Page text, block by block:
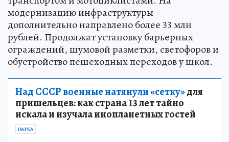
модернизацию инфраструктуры
дополнительно направлено более 33 млн
рублей. Продолжат установку барьерных
ограждений, шумовой разметки, светофоров и
обустройство пешеходных переходов у школ.
Над СССР военные натянули «сетку»для
пришельцев: как страна 13 лет тайно
искала и изучала инопланетных гостей
НАУКА